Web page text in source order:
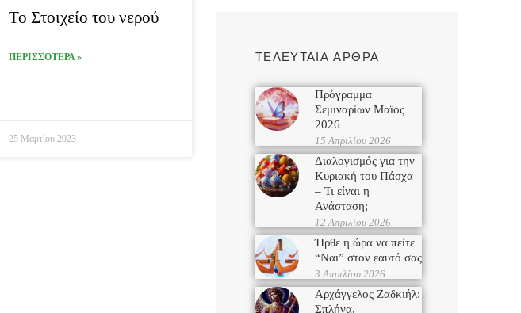
Το Στοιχείο του νερού
ΠΕΡΙΣΣΟΤΕΡΑ »
25 Μαρτίου 2023
ΤΕΛΕΥΤΑΙΑ ΑΡΘΡΑ
Πρόγραμμα
Σεμιναρίων Μαϊος
2026
15 Απριλίου 2026
Διαλογισμός για την
Κυριακή του Πάσχα
– Τι είναι η
Ανάσταση;
12 Απριλίου 2026
Ήρθε η ώρα να πείτε
“Ναι” στον εαυτό σας
3 Απριλίου 2026
Αρχάγγελος Ζαδκιήλ:
Σπλήνα,